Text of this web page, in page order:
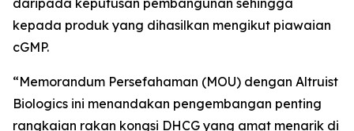
daripada keputusan pembangunan sehingga
kepada produk yang dihasilkan mengikut piawaian
cGMP.
“Memorandum Persefahaman (MOU) dengan Altruist
Biologics ini menandakan pengembangan penting
rangkaian rakan kongsi DHCG yang amat menarik di